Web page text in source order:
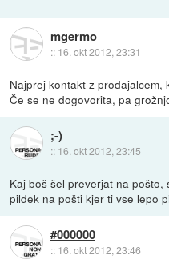
mgermo
:: 16. okt 2012, 23:31
Najprej kontakt z
Če se ne dogovorita, pa
;-)
:: 16. okt 2012, 23:45
Kaj boš šel preverjat na
pildek na pošti kjer ti vse lepo
#000000
:: 16. okt 2012, 23:46